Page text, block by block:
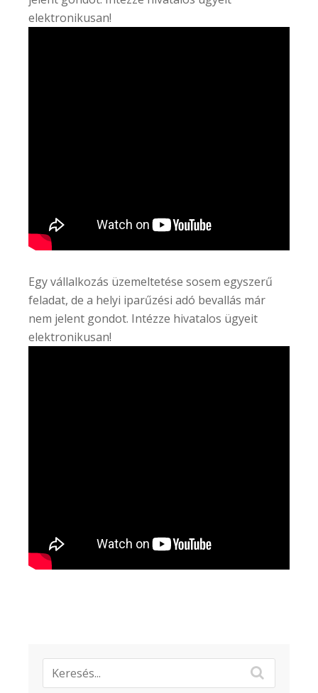
elektronikusan!
Egy vállalkozás üzemeltetése sosem egyszerű
feladat, de a helyi iparűzési adó bevallás már
nem jelent gondot. Intézze hivatalos ügyeit
elektronikusan!